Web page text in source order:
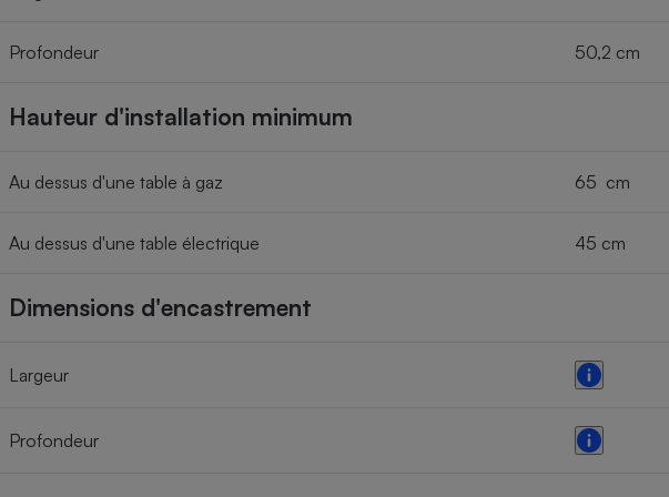
Profondeur 50,2 cm
Hauteur d'installation minimum
Au dessus d'une table à gaz 65 cm
Au dessus d'une table électrique 45 cm
Dimensions d'encastrement
Largeur
Profondeur